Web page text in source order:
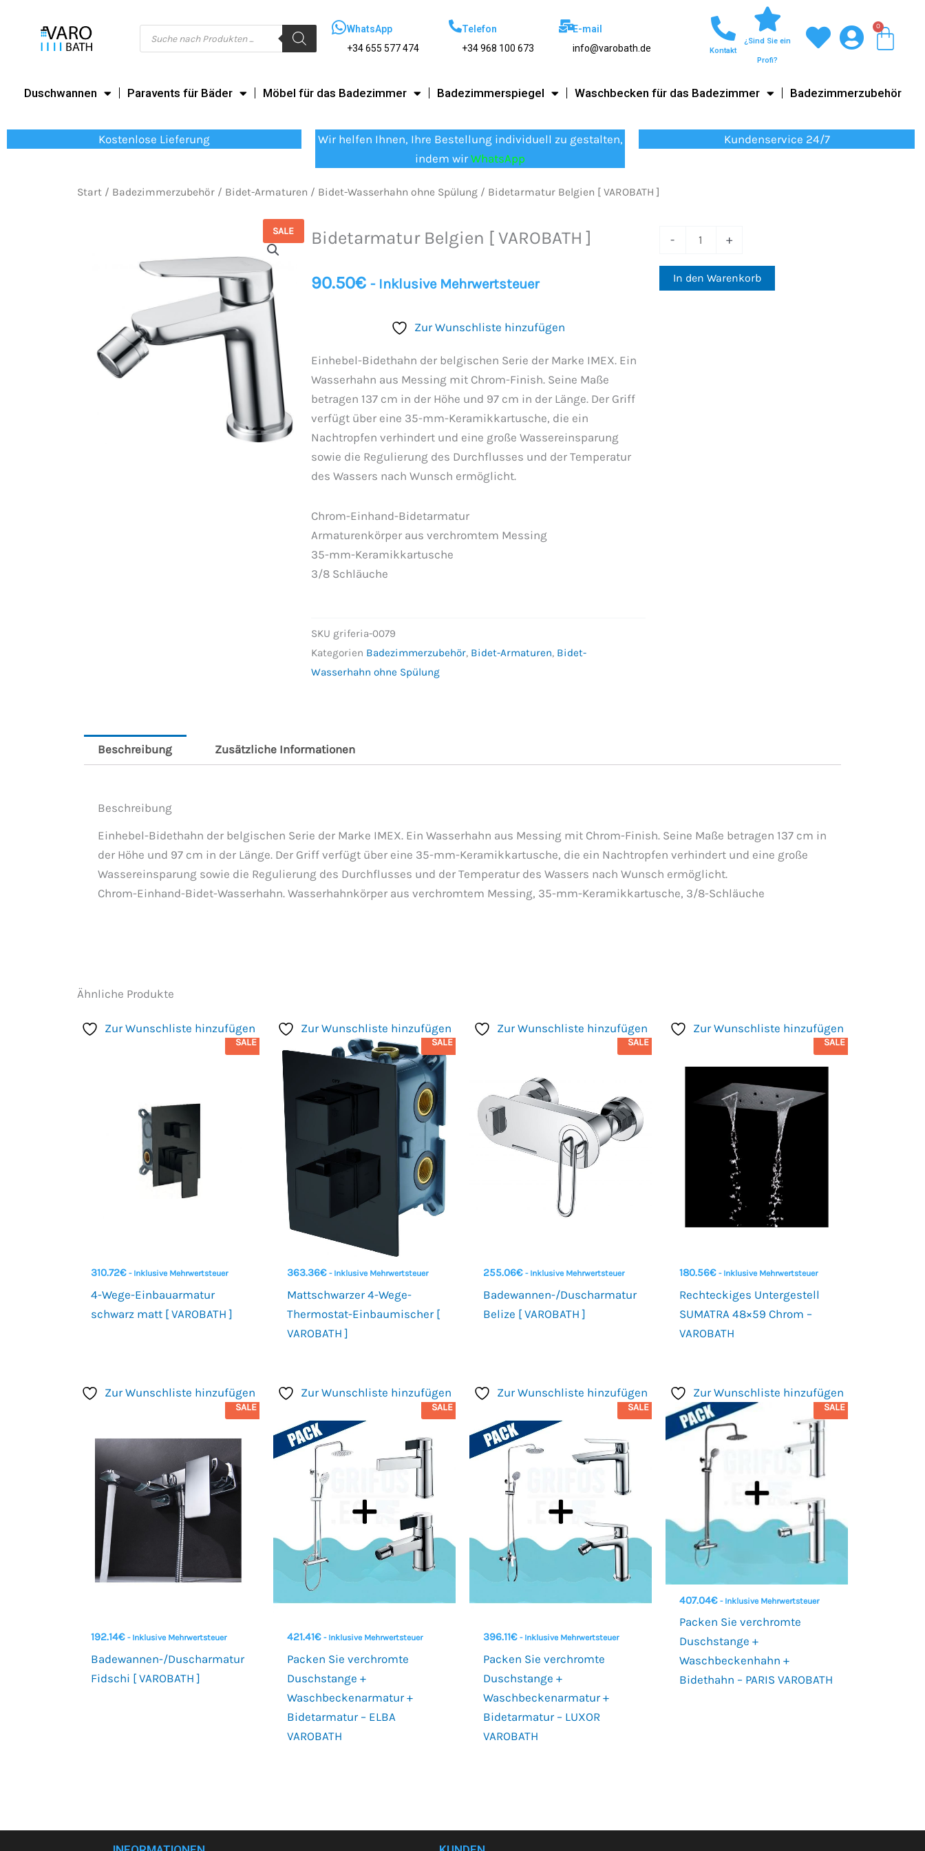
springen
Products
search
WhatsApp
+34 655 577 474
Telefon
+34 968 100 673
E-mail
info@varobath.de
Kontakt
¿Sind Sie ein
Profi?
0
Duschwannen Paravents für Bäder Möbel für das Badezimmer Badezimmerspiegel Waschbecken für das Badezimmer Badezimmerzubehör
Kostenlose Lieferung
Wir helfen Ihnen, Ihre Bestellung individuell zu gestalten,
indem wirWhatsApp
Kundenservice 24/7
Start / Badezimmerzubehör / Bidet-Armaturen / Bidet-Wasserhahn ohne Spülung / Bidetarmatur Belgien [ VAROBATH ]
SALE Bidetarmatur Belgien [ VAROBATH ]
90.50€ - Inklusive Mehrwertsteuer
Zur Wunschliste hinzufügen
Einhebel-Bidethahn der belgischen Serie der Marke IMEX. Ein
Wasserhahn aus Messing mit Chrom-Finish. Seine Maße
betragen 137 cm in der Höhe und 97 cm in der Länge. Der Griff
verfügt über eine 35-mm-Keramikkartusche, die ein
Nachtropfen verhindert und eine große Wassereinsparung
sowie die Regulierung des Durchflusses und der Temperatur
des Wassers nach Wunsch ermöglicht.
Chrom-Einhand-Bidetarmatur
Armaturenkörper aus verchromtem Messing
35-mm-Keramikkartusche
3/8 Schläuche
SKU griferia-0079
Kategorien Badezimmerzubehör, Bidet-Armaturen, Bidet-
Wasserhahn ohne Spülung
-
Bidetarmatur
VAROBATH
+
In den Warenkorb
Beschreibung Zusätzliche Informationen
Beschreibung
Einhebel-Bidethahn der belgischen Serie der Marke IMEX. Ein Wasserhahn aus Messing mit Chrom-Finish. Seine Maße betragen 137 cm in
der Höhe und 97 cm in der Länge. Der Griff verfügt über eine 35-mm-Keramikkartusche, die ein Nachtropfen verhindert und eine große
Wassereinsparung sowie die Regulierung des Durchflusses und der Temperatur des Wassers nach Wunsch ermöglicht.
Chrom-Einhand-Bidet-Wasserhahn. Wasserhahnkörper aus verchromtem Messing, 35-mm-Keramikkartusche, 3/8-Schläuche
Ähnliche Produkte
Zur Wunschliste hinzufügen
SALE
310.72€ - Inklusive Mehrwertsteuer
4-Wege-Einbauarmatur
schwarz matt [ VAROBATH ]
Zur Wunschliste hinzufügen
SALE
363.36€ - Inklusive Mehrwertsteuer
Mattschwarzer 4-Wege-
Thermostat-Einbaumischer [
VAROBATH ]
Zur Wunschliste hinzufügen
SALE
255.06€ - Inklusive Mehrwertsteuer
Badewannen-/Duscharmatur
Belize [ VAROBATH ]
Zur Wunschliste hinzufügen
SALE
180.56€ - Inklusive Mehrwertsteuer
Rechteckiges Untergestell
SUMATRA 48×59 Chrom –
VAROBATH
Zur Wunschliste hinzufügen
SALE
192.14€ - Inklusive Mehrwertsteuer
Badewannen-/Duscharmatur
Fidschi [ VAROBATH ]
Zur Wunschliste hinzufügen
SALE
421.41€ - Inklusive Mehrwertsteuer
Packen Sie verchromte
Duschstange +
Waschbeckenarmatur +
Bidetarmatur – ELBA
VAROBATH
Zur Wunschliste hinzufügen
SALE
396.11€ - Inklusive Mehrwertsteuer
Packen Sie verchromte
Duschstange +
Waschbeckenarmatur +
Bidetarmatur – LUXOR
VAROBATH
Zur Wunschliste hinzufügen
SALE
407.04€ - Inklusive Mehrwertsteuer
Packen Sie verchromte
Duschstange +
Waschbeckenhahn +
Bidethahn – PARIS VAROBATH